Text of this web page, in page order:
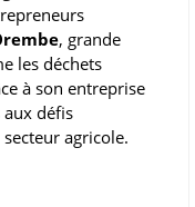
, grande
les déchets
à son entreprise
défis
agricole.